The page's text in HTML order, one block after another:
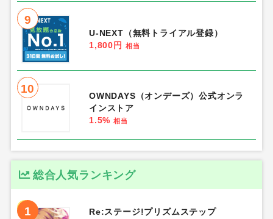
9
U-NEXT（無料トライアル登録）
1,800円
相当
10
OWNDAYS（オンデーズ）公式オンラ
インストア
1.5% 相当
総合人気ランキング
1
Re:ステージ!プリズムステップ